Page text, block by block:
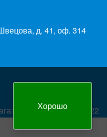
д. 41, оф. 314
"Всезнаки.рф" 2022
сайта - Panteon WS
Хорошо